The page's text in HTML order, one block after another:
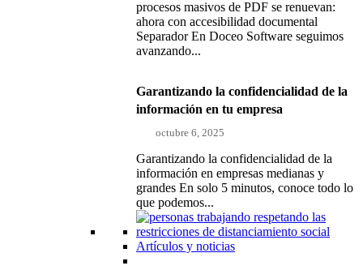
procesos masivos de PDF se renuevan:
ahora con accesibilidad documental
Separador En Doceo Software seguimos
avanzando...
Garantizando la confidencialidad de la
información en tu empresa
octubre 6, 2025
Garantizando la confidencialidad de la
información en empresas medianas y
grandes En solo 5 minutos, conoce todo lo
que podemos...
Artículos y noticias